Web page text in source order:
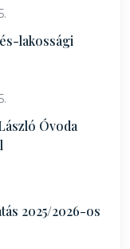
lakossági
Óvoda
2025/2026-os